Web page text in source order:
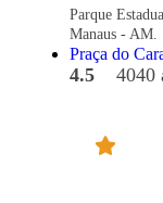
Parque
Manaus - AM.
Praça do
4.5 4040